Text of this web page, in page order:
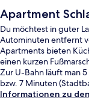
Apartment
Du möchtest in guter
Autominuten entfernt
Apartments bieten
einen kurzen
Zur U-Bahn läuft man
bzw. 7 Minuten
Informationen zu